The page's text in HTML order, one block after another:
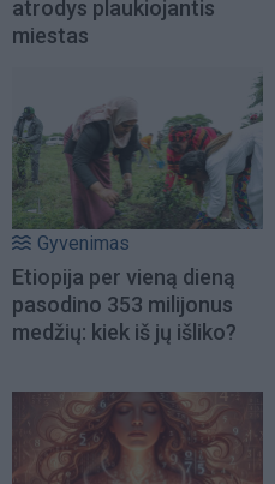
atrodys plaukiojantis
miestas
Gyvenimas
Etiopija per vieną dieną
pasodino 353 milijonus
medžių: kiek iš jų išliko?